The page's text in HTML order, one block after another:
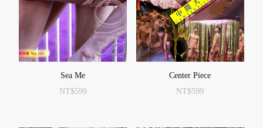
Sea Me
NT$599
Center Piece
NT$599